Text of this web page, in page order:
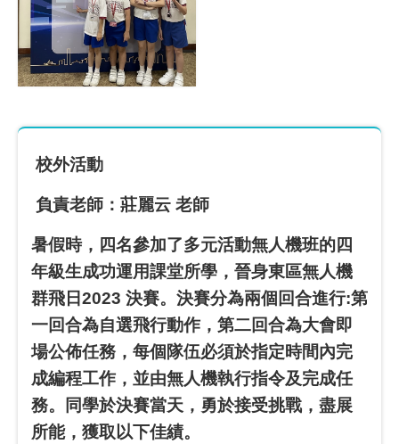
校外活動
負責老師：莊麗云 老師
暑假時，四名參加了多元活動無人機班的四
年級生成功運用課堂所學，晉身東區無人機
群飛日2023 決賽。決賽分為兩個回合進行:第
一回合為自選飛行動作，第二回合為大會即
場公佈任務，每個隊伍必須於指定時間內完
成編程工作，並由無人機執行指令及完成任
務。同學於決賽當天，勇於接受挑戰，盡展
所能，獲取以下佳績。